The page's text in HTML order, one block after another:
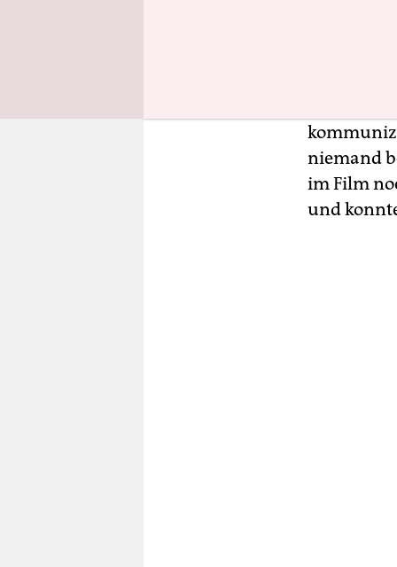
Was
niemand
im Film
und